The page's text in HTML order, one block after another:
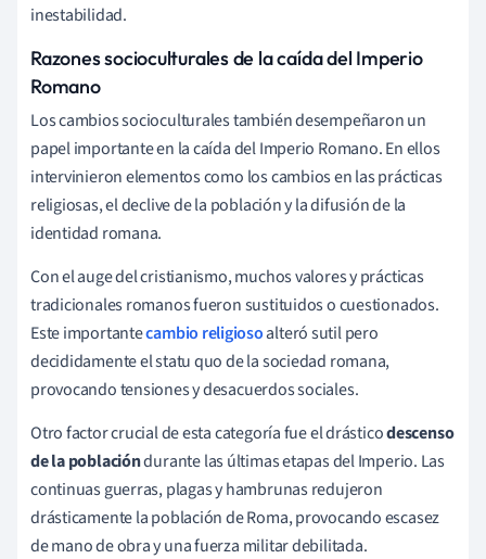
inestabilidad.
Razones socioculturales de la caída del Imperio
Romano
Los cambios socioculturales también desempeñaron un
papel importante en la caída del Imperio Romano. En ellos
intervinieron elementos como los cambios en las prácticas
religiosas, el declive de la población y la difusión de la
identidad romana.
Con el auge del cristianismo, muchos valores y prácticas
tradicionales romanos fueron sustituidos o cuestionados.
Este importantecambio religiosoalteró sutil pero
decididamente el statu quo de la sociedad romana,
provocando tensiones y desacuerdos sociales.
Otro factor crucial de esta categoría fue el drásticodescenso
de la poblacióndurante las últimas etapas del Imperio. Las
continuas guerras, plagas y hambrunas redujeron
drásticamente la población de Roma, provocando escasez
de mano de obra y una fuerza militar debilitada.